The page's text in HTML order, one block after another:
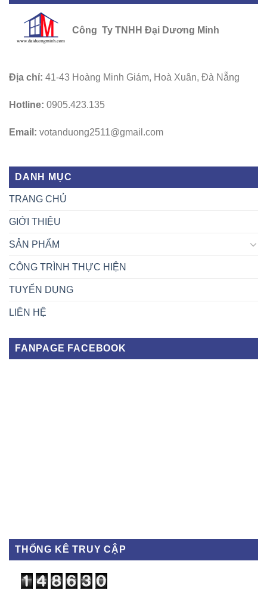
Công Ty TNHH Đại Dương Minh
Địa chỉ: 41-43 Hoàng Minh Giám, Hoà Xuân, Đà Nẵng
Hotline: 0905.423.135
Email: votanduong2511@gmail.com
DANH MỤC
TRANG CHỦ
GIỚI THIỆU
SẢN PHẨM
CÔNG TRÌNH THỰC HIỆN
TUYỂN DỤNG
LIÊN HỆ
FANPAGE FACEBOOK
THỐNG KÊ TRUY CẬP